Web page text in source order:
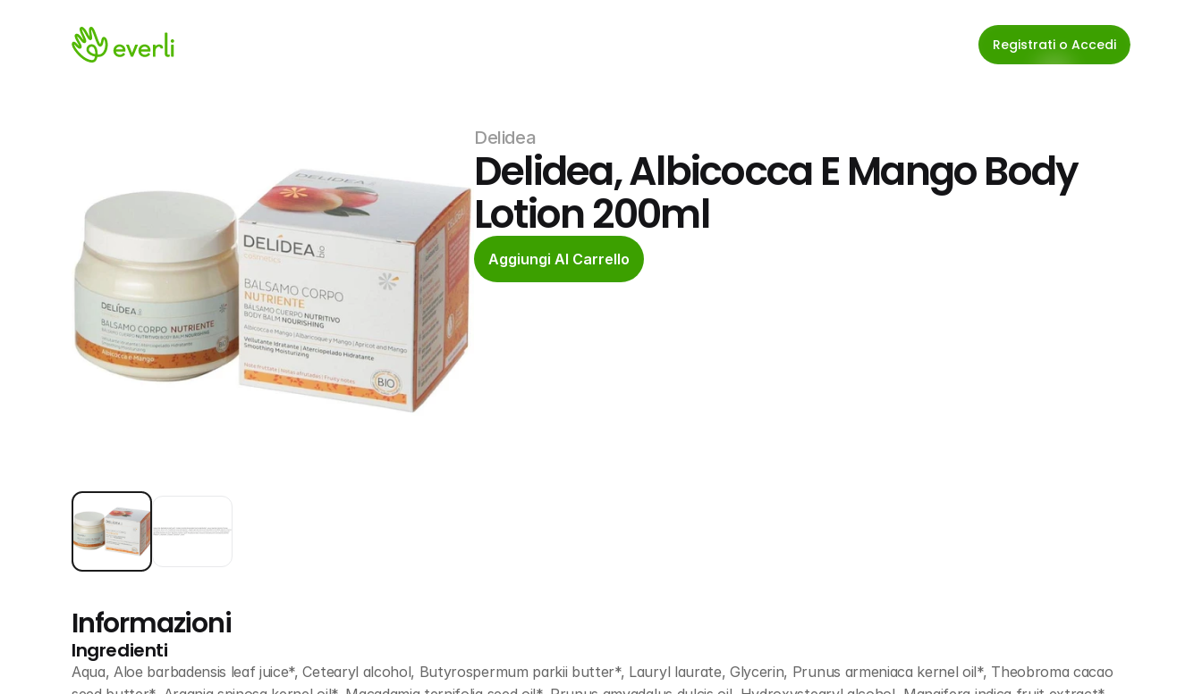
Registrati o Accedi
Delidea
Delidea, Albicocca E Mango Body
Lotion 200ml
Aggiungi Al Carrello
Informazioni
Ingredienti
Aqua, Aloe barbadensis leaf juice*, Cetearyl alcohol, Butyrospermum parkii butter*, Lauryl laurate, Glycerin, Prunus armeniaca kernel oil*, Theobroma cacao